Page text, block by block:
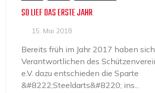
SO LIEF DAS ERSTE JAHR
15. Mai 2018
Bereits früh im Jahr 2017 haben
Verantwortlichen des
e.V. dazu entschieden die Sparte
&#8222;Steeldarts&#8220; ins...